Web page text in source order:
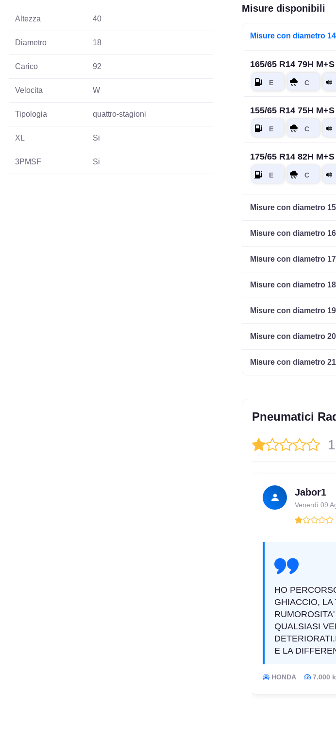
Altezza 40
Diametro 18
Carico 92
Velocita W
Tipologia quattro-stagioni
XL Si
3PMSF Si
Misure disponibili
Misure con diametro
165/65 R14 79H M+S
155/65 R14 75H M+S
175/65 R14 82H M+S
175/70 R14 86H
Misure con diametro
Misure con diametro
Misure con diametro
Misure con diametro
Misure con diametro
Misure con diametro
Misure con diametro
Pneumatici
Jabor1
Venerdì 09
HO
GHIACCIO, LA
QUALSIASI
E LA
HONDA 7.000